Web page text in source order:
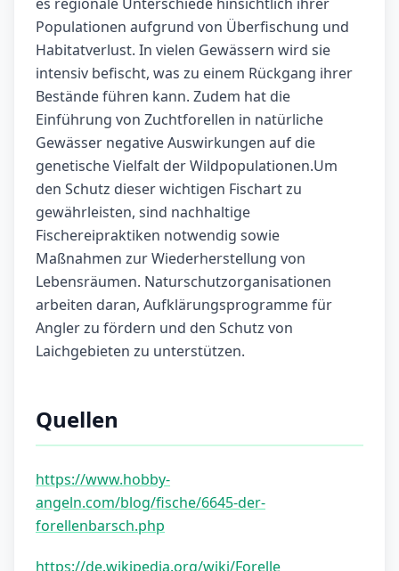
es regionale Unterschiede hinsichtlich ihrer
Populationen aufgrund von Überfischung und
Habitatverlust. In vielen Gewässern wird sie
intensiv befischt, was zu einem Rückgang ihrer
Bestände führen kann. Zudem hat die
Einführung von Zuchtforellen in natürliche
Gewässer negative Auswirkungen auf die
genetische Vielfalt der Wildpopulationen.Um
den Schutz dieser wichtigen Fischart zu
gewährleisten, sind nachhaltige
Fischereipraktiken notwendig sowie
Maßnahmen zur Wiederherstellung von
Lebensräumen. Naturschutzorganisationen
arbeiten daran, Aufklärungsprogramme für
Angler zu fördern und den Schutz von
Laichgebieten zu unterstützen.
Quellen
https://www.hobby-
angeln.com/blog/fische/6645-der-
forellenbarsch.php
https://de.wikipedia.org/wiki/Forelle